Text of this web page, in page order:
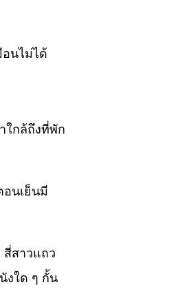
นไม่ได้
ใกล้ถึงที่พัก
นเย็นมี
สี่สาวแถว
งใด ๆ กั้น